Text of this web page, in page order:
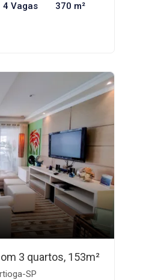
4 Vagas 370 m²
3 quartos, 153m²
SP